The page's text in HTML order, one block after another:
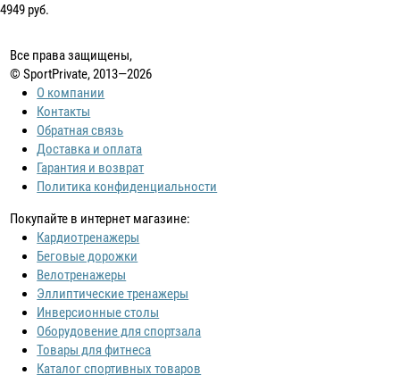
4949 руб.
Все права защищены,
© SportPrivate, 2013—2026
О компании
Контакты
Обратная связь
Доставка и оплата
Гарантия и возврат
Политика конфиденциальности
Покупайте в интернет магазине:
Кардиотренажеры
Беговые дорожки
Велотренажеры
Эллиптические тренажеры
Инверсионные столы
Оборудовение для спортзала
Товары для фитнеса
Каталог спортивных товаров